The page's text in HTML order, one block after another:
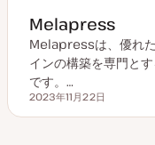
Melapress
Melapressは、優れ
インの構築を専門と
です。…
更新日
2023年11月22日